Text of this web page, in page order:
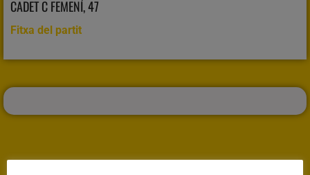
CADET C FEMENÍ, 47
Fitxa del partit